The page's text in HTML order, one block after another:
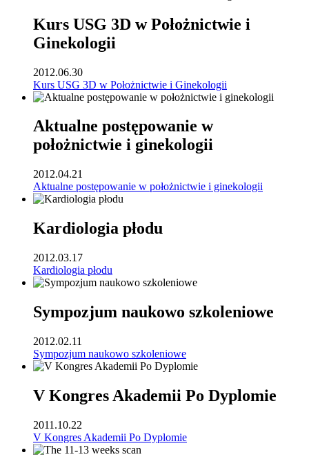
Kurs USG 3D w Położnictwie i
Ginekologii
2012.06.30
Kurs USG 3D w Położnictwie i Ginekologii
Aktualne postępowanie w
położnictwie i ginekologii
2012.04.21
Aktualne postępowanie w położnictwie i ginekologii
Kardiologia płodu
2012.03.17
Kardiologia płodu
Sympozjum naukowo szkoleniowe
2012.02.11
Sympozjum naukowo szkoleniowe
V Kongres Akademii Po Dyplomie
2011.10.22
V Kongres Akademii Po Dyplomie